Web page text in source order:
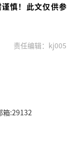
慎！此文仅供参
责任编辑：kj005
箱:29132